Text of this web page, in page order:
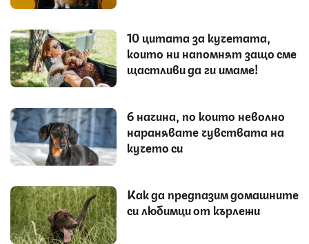
10 цитата за кучетата,
които ни напомнят защо сме
щастливи да ги имаме!
6 начина, по които неволно
наранявате чувствата на
кучето си
Как да предпазим домашните
си любимци от кърлежи